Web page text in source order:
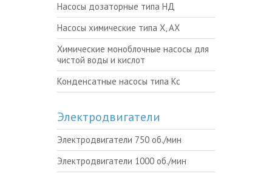
Насосы дозаторные типа НД
Насосы химические типа Х, АХ
Химические моноблочные насосы для
чистой воды и кислот
Конденсатные насосы типа Кс
Электродвигатели
Электродвигатели 750 об./мин
Электродвигатели 1000 об./мин